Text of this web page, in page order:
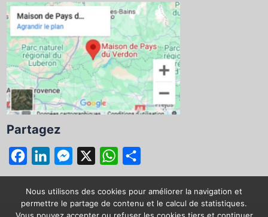
Partagez
a
c
e
i
n
k
e
s
s
W
h
a
t
a
r
t
Nous utilisons des cookies pour améliorer la navigation et
permettre le partage de contenu et le calcul de statistiques.